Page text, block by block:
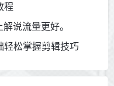
程
说流量更好。
轻松掌握剪辑技巧